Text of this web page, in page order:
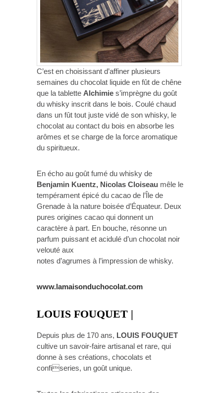
C’est en choisissant d’affiner plusieurs
semaines du chocolat liquide en fût de chêne
que la tablette Alchimie s’imprègne du goût
du whisky inscrit dans le bois. Coulé chaud
dans un fût tout juste vidé de son whisky, le
chocolat au contact du bois en absorbe les
arômes et se charge de la force aromatique
du spiritueux.
En écho au goût fumé du whisky de
Benjamin Kuentz, Nicolas Cloiseau mêle le
tempérament épicé du cacao de l’Île de
Grenade à la nature boisée d’Équateur. Deux
pures origines cacao qui donnent un
caractère à part. En bouche, résonne un
parfum puissant et acidulé d’un chocolat noir
velouté aux
notes d’agrumes à l’impression de whisky.
www.lamaisonduchocolat.com
LOUIS FOUQUET |
Depuis plus de 170 ans, LOUIS FOUQUET
cultive un savoir-faire artisanal et rare, qui
donne à ses créations, chocolats et
confiseries, un goût unique.